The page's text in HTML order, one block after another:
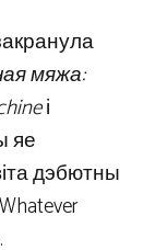
мяжа:
і
яе
дэбютны